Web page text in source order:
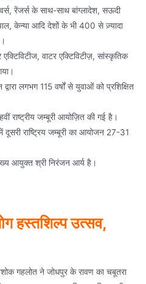
रेंजर्स के साथ-साथ बांग्लादेश, सऊदी
केन्या आदि देशों के भी 400 से ज़्यादा
वाटर एक्टिविटीज़, सांस्कृतिक
लगभग 115 वर्षों से युवाओं को प्रशिक्षित
राष्ट्रीय जम्बूरी आयोज़ित की गई है।
दूसरी राष्ट्रिय जम्बूरी का आयोजन 27-31
आयुक्त श्री निरंजन आर्य है।
हस्तशिल्प उत्सव,
गहलोत ने जोधपुर के रावण का चबूतरा